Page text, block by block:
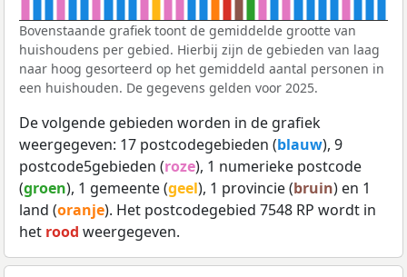
Bovenstaande grafiek toont de gemiddelde grootte van
huishoudens per gebied. Hierbij zijn de gebieden van laag
naar hoog gesorteerd op het gemiddeld aantal personen in
een huishouden. De gegevens gelden voor 2025.
De volgende gebieden worden in de grafiek
weergegeven: 17 postcodegebieden (blauw), 9
postcode5gebieden (roze), 1 numerieke postcode
(groen), 1 gemeente (geel), 1 provincie (bruin) en 1
land (oranje). Het postcodegebied 7548 RP wordt in
het rood weergegeven.